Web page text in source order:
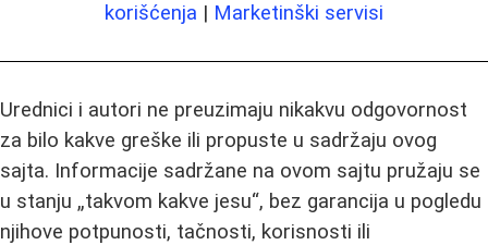
korišćenja | Marketinški servisi
Urednici i autori ne preuzimaju nikakvu odgovornost
za bilo kakve greške ili propuste u sadržaju ovog
sajta. Informacije sadržane na ovom sajtu pružaju se
u stanju „takvom kakve jesu“, bez garancija u pogledu
njihove potpunosti, tačnosti, korisnosti ili